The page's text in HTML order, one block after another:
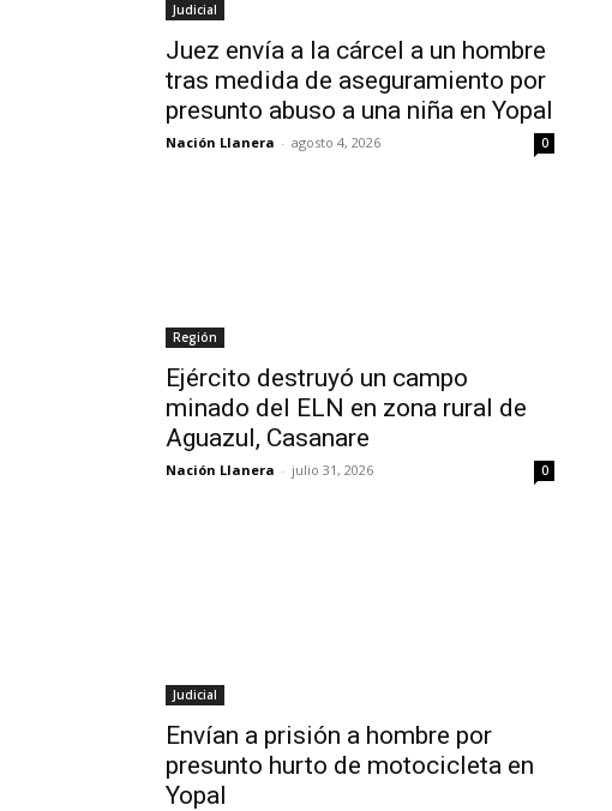
Judicial
Juez envía a la cárcel a un hombre
tras medida de aseguramiento por
presunto abuso a una niña en Yopal
Nación Llanera - agosto 4, 2026 0
Región
Ejército destruyó un campo
minado del ELN en zona rural de
Aguazul, Casanare
Nación Llanera - julio 31, 2026 0
Judicial
Envían a prisión a hombre por
presunto hurto de motocicleta en
Yopal